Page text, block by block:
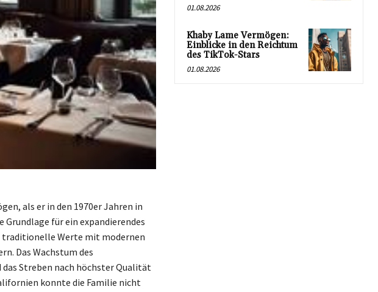
als er in den 1970er Jahren in
für ein expandierendes
traditionelle Werte mit modernen
Das Wachstum des
Streben nach höchster Qualität
konnte die Familie nicht
01.08.2026
Khaby Lame Vermögen:
Einblicke in den Reichtum
des TikTok-Stars
01.08.2026